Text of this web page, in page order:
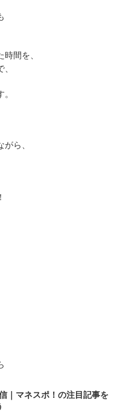
間を、
ら、
｜マネスポ！の注目記事を